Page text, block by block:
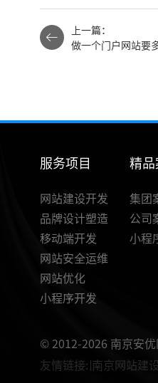
上一篇：
做一个门户网站要
服务项目
网站建设开发
品牌设计塑造
移动端开发
网站安全运维
网站优化
小程序开发
精
集团
公司
小程
© 2012-2026 南京安
友情链接: 南京网站建